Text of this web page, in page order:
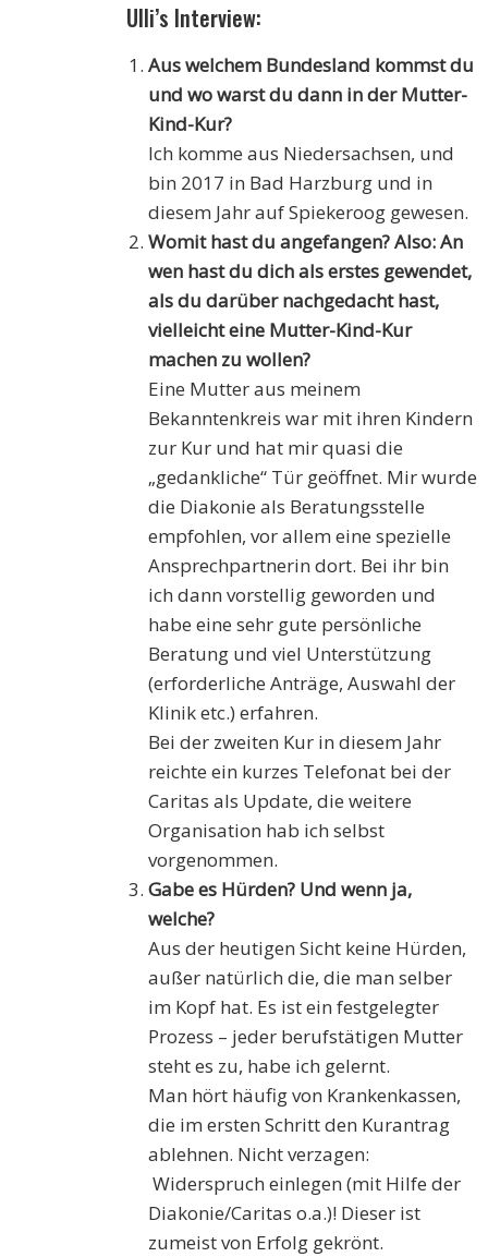
Ulli’s Interview:
Aus welchem Bundesland kommst du
und wo warst du dann in der Mutter-
Kind-Kur?
Ich komme aus Niedersachsen, und
bin 2017 in Bad Harzburg und in
diesem Jahr auf Spiekeroog gewesen.
Womit hast du angefangen? Also: An
wen hast du dich als erstes gewendet,
als du darüber nachgedacht hast,
vielleicht eine Mutter-Kind-Kur
machen zu wollen?
Eine Mutter aus meinem
Bekanntenkreis war mit ihren Kindern
zur Kur und hat mir quasi die
„gedankliche“ Tür geöffnet. Mir wurde
die Diakonie als Beratungsstelle
empfohlen, vor allem eine spezielle
Ansprechpartnerin dort. Bei ihr bin
ich dann vorstellig geworden und
habe eine sehr gute persönliche
Beratung und viel Unterstützung
(erforderliche Anträge, Auswahl der
Klinik etc.) erfahren.
Bei der zweiten Kur in diesem Jahr
reichte ein kurzes Telefonat bei der
Caritas als Update, die weitere
Organisation hab ich selbst
vorgenommen.
Gabe es Hürden? Und wenn ja,
welche?
Aus der heutigen Sicht keine Hürden,
außer natürlich die, die man selber
im Kopf hat. Es ist ein festgelegter
Prozess – jeder berufstätigen Mutter
steht es zu, habe ich gelernt.
Man hört häufig von Krankenkassen,
die im ersten Schritt den Kurantrag
ablehnen. Nicht verzagen:
Widerspruch einlegen (mit Hilfe der
Diakonie/Caritas o.a.)! Dieser ist
zumeist von Erfolg gekrönt.